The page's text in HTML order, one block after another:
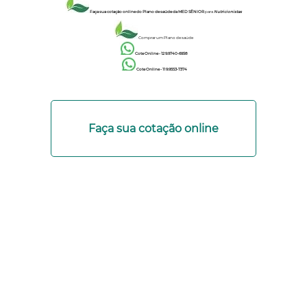
Faça sua cotação online do Plano de saúde da MED SÊNIORpara Nutricionistas
Comprar um Plano de saúde
Cote Online - 12 9.9740-6958
Cote Online - 11 9.9553-7374
Faça sua cotação online